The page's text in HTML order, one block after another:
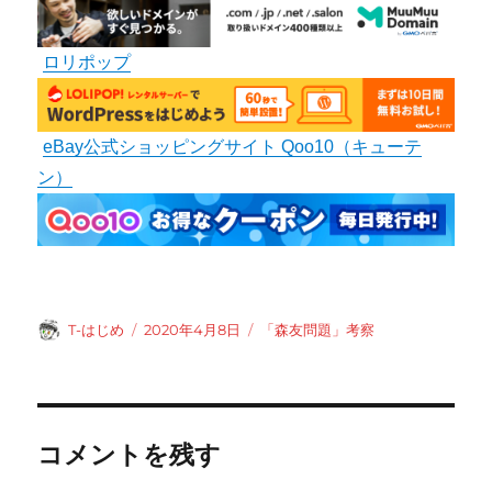
ロリポップ
eBay公式ショッピングサイト Qoo10（キューテ
ン）
投
T-はじめ
投
2020年4月8日
カ
「森友問題」考察
コメントを残す